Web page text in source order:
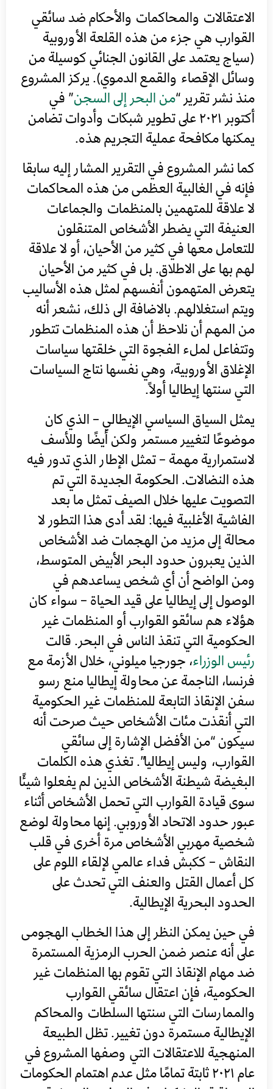
الاعتقالات والمحاكمات والأحكام ضد سائقي
القوارب هي جزء من هذه القلعة الأوروبية
(سياج يعتمد على القانون الجنائي كوسيلة من
وسائل الإقصاء والقمع الدموي). يركز المشروع
منذ نشر تقرير “من البحر إلى السجن” في
أكتوبر ٢٠٢١ على تطوير شبكات وأدوات تضامن
يمكنها مكافحة عملية التجريم هذه.
كما نشر المشروع في التقرير المشار إليه سابقا
فإنه في الغالبية العظمى من هذه المحاكمات
لا علاقة للمتهمين بالمنظمات والجماعات
العنيفة التي يضطر الأشخاص المتنقلون
للتعامل معها في كثير من الأحيان، أو لا علاقة
لهم بها على الاطلاق. بل في كثير من الأحيان
يتعرض المتهمون أنفسهم لمثل هذه الأساليب
ويتم استغلالهم. بالاضافة الى ذلك، نشعر أنه
من المهم أن نلاحظ أن هذه المنظمات تتطور
وتتفاعل لملء الفجوة التي خلقتها سياسات
الإغلاق الأوروبية، وهي نفسها نتاج السياسات
التي سنتها إيطاليا أولاً.
يمثل السياق السياسي الإيطالي – الذي كان
موضوعًا لتغيير مستمر ولكن أيضًا وللأسف
لاستمرارية مهمة – تمثل الإطار الذي تدور فيه
هذه النضالات. الحكومة الجديدة التي تم
التصويت عليها خلال الصيف تمثل ما بعد
الفاشية الأغلبية فيها: لقد أدى هذا التطور لا
محالة إلى مزيد من الهجمات ضد الأشخاص
الذين يعبرون حدود البحر الأبيض المتوسط​​،
ومن الواضح أن أي شخص يساعدهم في
الوصول إلى إيطاليا على قيد الحياة – سواء كان
هؤلاء هم سائقو القوارب أو المنظمات غير
الحكومية التي تنقذ الناس في البحر. قالت
رئيس الوزراء، جورجيا ميلوني، خلال الأزمة مع
فرنسا، الناجمة عن محاولة إيطاليا منع رسو
سفن الإنقاذ التابعة للمنظمات غير الحكومية
التي أنقذت مئات الأشخاص حيث صرحت أنه
سيكون “من الأفضل الإشارة إلى سائقي
القوارب، وليس إيطاليا”. تغذي هذه الكلمات
البغيضة شيطنة الأشخاص الذين لم يفعلوا شيئًا
سوى قيادة القوارب التي تحمل الأشخاص أثناء
عبور حدود الاتحاد الأوروبي. إنها محاولة لوضع
شخصية مهربي الأشخاص مرة أخرى في قلب
النقاش – ككبش فداء عالمي لإلقاء اللوم على
كل أعمال القتل والعنف التي تحدث على
الحدود البحرية الإيطالية.
في حين يمكن النظر إلى هذا الخطاب الهجومى
على أنه عنصر ضمن الحرب الرمزية المستمرة
ضد مهام الإنقاذ التي تقوم بها المنظمات غير
الحكومية، فإن اعتقال سائقي القوارب
والممارسات التي سنتها السلطات والمحاكم
الإيطالية مستمرة دون تغيير. تظل الطبيعة
المنهجية للاعتقالات التي وصفها المشروع في
عام ٢٠٢١ ثابتة تمامًا مثل عدم اهتمام الحكومات